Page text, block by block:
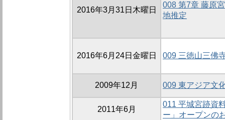
2016年3月31日木曜日
008 第7章 藤原
地推定
2016年6月24日金曜日 009 三徳山三佛
2009年12月 009 東アジア文
2011年6月
011 平城宮跡資
ー」オープンの